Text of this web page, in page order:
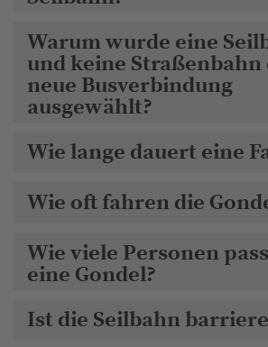
Warum wurde eine
und keine Straßenbahn
neue Busverbindung
ausgewählt?
Wie lange dauert eine
Wie oft fahren die
Wie viele Personen
eine Gondel?
Ist die Seilbahn